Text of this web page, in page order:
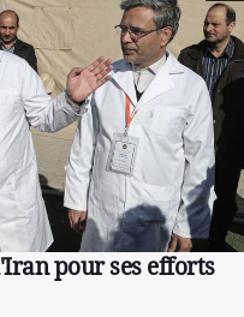
pour ses efforts